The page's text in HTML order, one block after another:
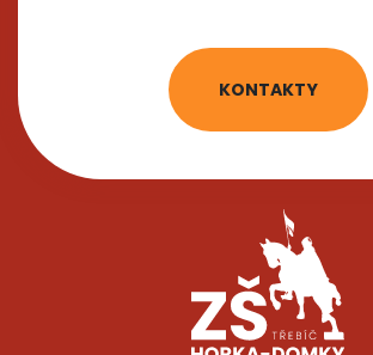
KONTAKTY